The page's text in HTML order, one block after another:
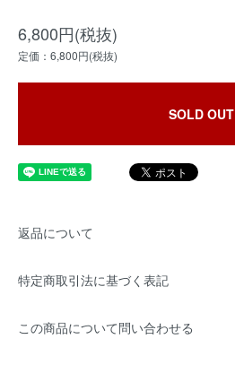
6,800円(税抜)
定価：6,800円(税抜)
SOLD OUT
返品について
特定商取引法に基づく表記
この商品について問い合わせる